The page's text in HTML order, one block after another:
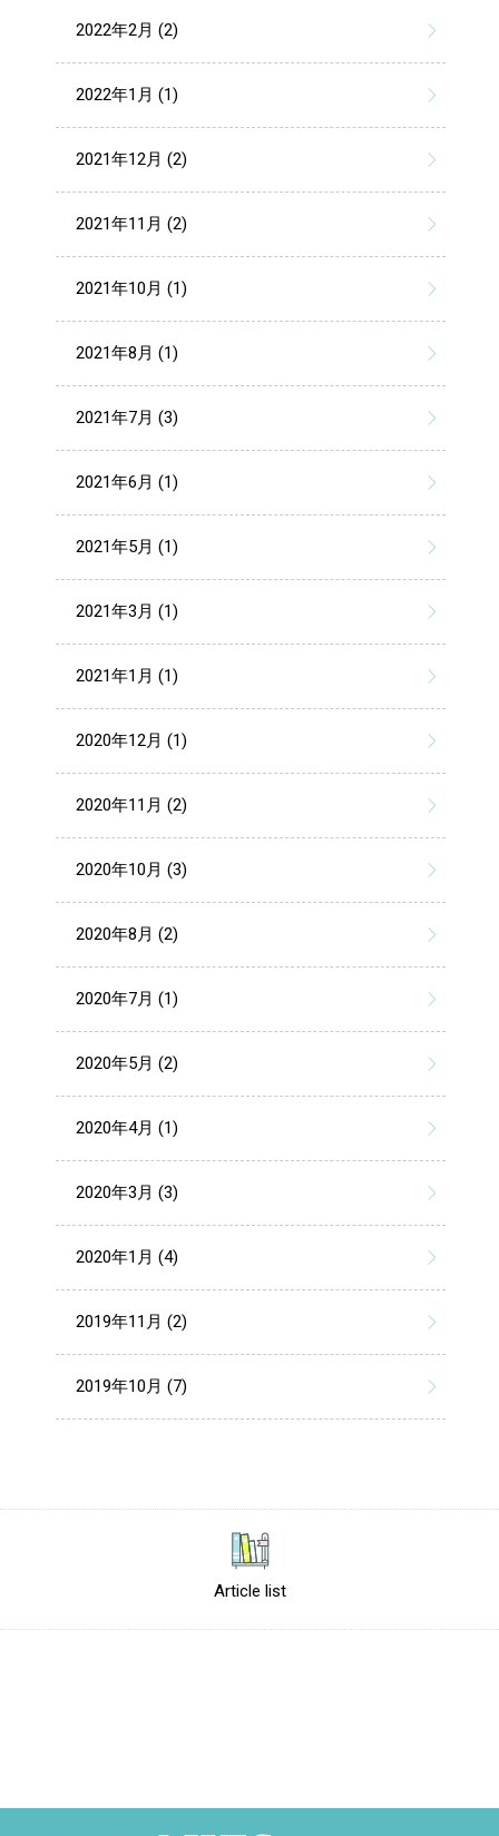
2022年2月 (2)
2022年1月 (1)
2021年12月 (2)
2021年11月 (2)
2021年10月 (1)
2021年8月 (1)
2021年7月 (3)
2021年6月 (1)
2021年5月 (1)
2021年3月 (1)
2021年1月 (1)
2020年12月 (1)
2020年11月 (2)
2020年10月 (3)
2020年8月 (2)
2020年7月 (1)
2020年5月 (2)
2020年4月 (1)
2020年3月 (3)
2020年1月 (4)
2019年11月 (2)
2019年10月 (7)
Article list